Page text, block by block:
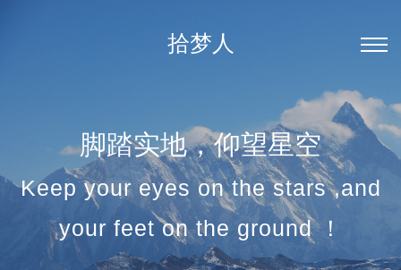
拾梦人
脚踏实地，仰望星空
Keep your eyes on the stars ,and
your feet on the ground ！